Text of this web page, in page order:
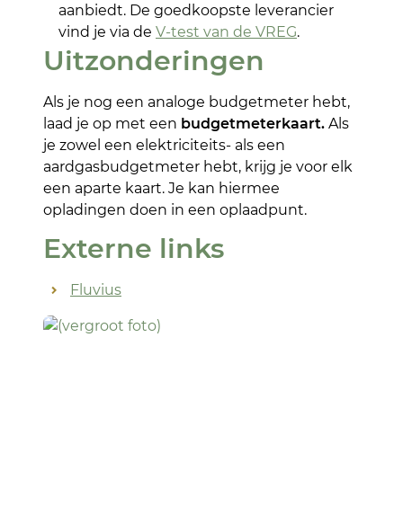
aanbiedt. De goedkoopste leverancier
vind je via de V-test van de VREG.
Uitzonderingen
Als je nog een analoge budgetmeter hebt,
laad je op met een budgetmeterkaart. Als
je zowel een elektriciteits- als een
aardgasbudgetmeter hebt, krijg je voor elk
een aparte kaart. Je kan hiermee
opladingen doen in een oplaadpunt.
Externe links
Fluvius